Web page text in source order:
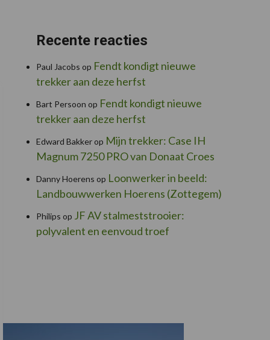
Recente reacties
Paul Jacobs op Fendt kondigt nieuwe
trekker aan deze herfst
Bart Persoon op Fendt kondigt nieuwe
trekker aan deze herfst
Edward Bakkerop Mijn trekker: Case IH
Magnum 7250 PRO van Donaat Croes
Danny Hoerens op Loonwerker in beeld:
Landbouwwerken Hoerens (Zottegem)
Philips op JF AV stalmeststrooier:
polyvalent en eenvoud troef